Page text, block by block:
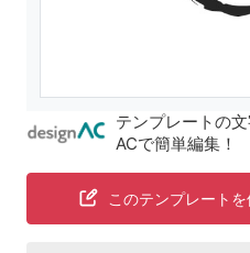
テンプレートの
ACで簡単編集！
このテンプレート